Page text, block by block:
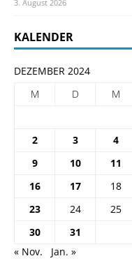
3. August 2026
KALENDER
DEZEMBER 2024
M
D M
2
3 4
9
10 11
16
17 18
23
24 25
30
31
« Nov.
Jan. »